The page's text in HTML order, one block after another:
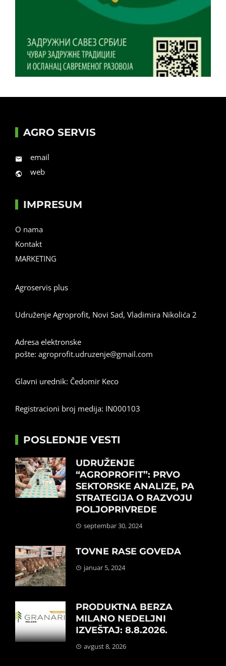
AGRO SERVIS
email
web
IMPRESUM
O nama
Kontakt
MARKETING
Agroservis plus
Udruženje Agroprofit, Novi Sad, Vladimira Nikolića 2
Adresa elektronske
pošte: agroprofit.udruzenje@gmail.com
Glavni urednik: Čedomir Keco
Registracioni broj medija: IN000103
POSLEDNJE VESTI
UDRUŽENJE
“AGROPROFIT”: PRVO
SEKTORSKE ANALIZE, PA
STRATEGIJA O RAZVOJU
POLJOPRIVREDE
septembar 30, 2024
TOVNE RASE GOVEDA
januar 5, 2024
PRODUKTNA BERZA
MILANO NEDELJNI
IZVEŠTAJ: 8.8.2026.
avgust 8, 2026